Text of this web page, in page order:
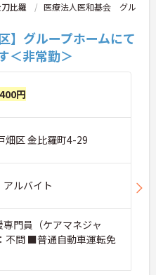
比羅
医療法人医和基会 グル
】グループホームにて
＜非常勤＞
円
畑区 金比羅町4-29
ルバイト
門員（ケアマネジャ
不問 ■普通自動車運転免